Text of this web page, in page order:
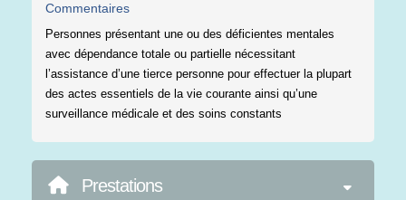
Commentaires
Personnes présentant une ou des déficientes mentales
avec dépendance totale ou partielle nécessitant
l’assistance d’une tierce personne pour effectuer la plupart
des actes essentiels de la vie courante ainsi qu’une
surveillance médicale et des soins constants
Prestations